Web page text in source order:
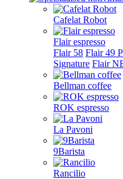
Cafelat Robot
Flair espresso
Flair 58 Flair 49
Signature Flair
Bellman coffee
ROK espresso
La Pavoni
9Barista
Rancilio